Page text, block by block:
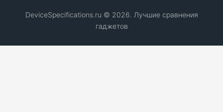
DeviceSpecifications.ru © 2026. Лучшие сравнения
гаджетов